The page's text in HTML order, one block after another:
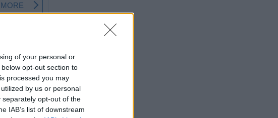
of your personal or
opt-out section to
processed you may
by us or personal
opt-out of the
IAB’s list of downstream
με